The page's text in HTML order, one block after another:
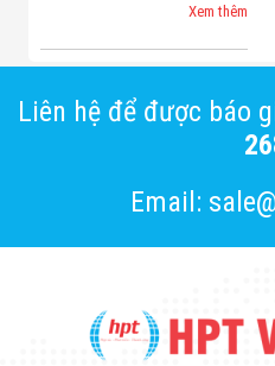
Xem thêm
Liên hệ để được báo
Email: